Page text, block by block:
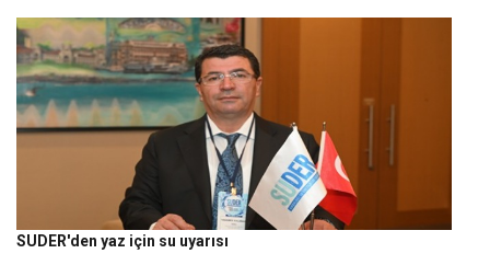
SUDER'den yaz için su uyarısı